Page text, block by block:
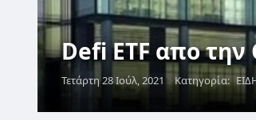
Defi ETF απο την
Τετάρτη 28 Ιούλ, 2021 Κατηγορία: